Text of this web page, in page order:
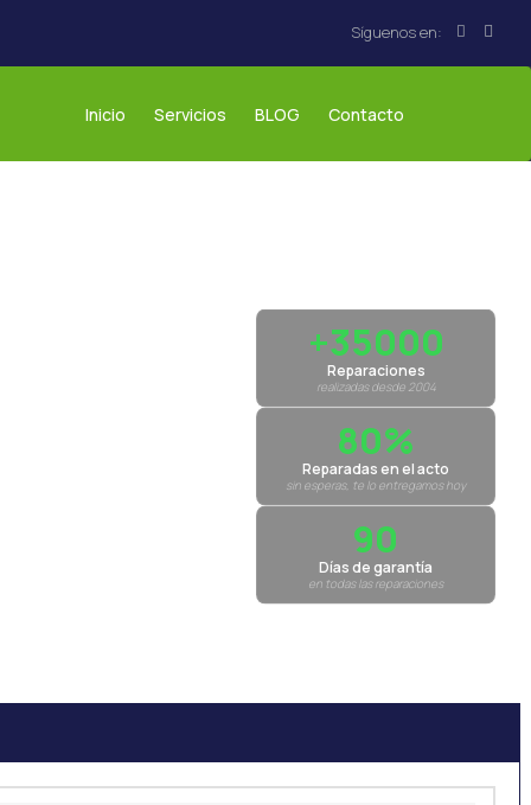
Inicio Servicios BLOG Contacto
+35000
Reparaciones
realizadas desde 2004
80%
Reparadas en el acto
sin esperas, te lo entregamos hoy
90
Días de garantía
en todas las reparaciones